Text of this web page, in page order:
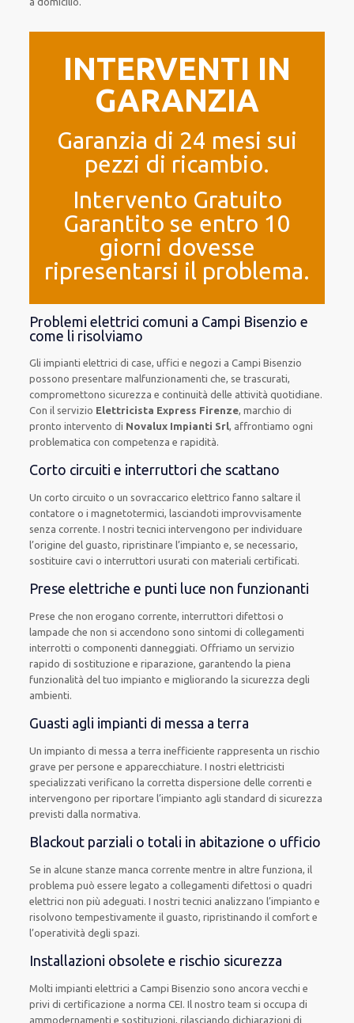
INTERVENTI IN
GARANZIA
Garanzia di 24 mesi sui
pezzi di ricambio.
Intervento Gratuito
Garantito se entro 10
giorni dovesse
ripresentarsi il problema.
Problemi elettrici comuni a Campi Bisenzio e
come li risolviamo
Gli impianti elettrici di case, uffici e negozi a Campi Bisenzio
possono presentare malfunzionamenti che, se trascurati,
compromettono sicurezza e continuità delle attività quotidiane.
Con il servizio Elettricista Express Firenze, marchio di
pronto intervento di Novalux Impianti Srl, affrontiamo ogni
problematica con competenza e rapidità.
Corto circuiti e interruttori che scattano
Un corto circuito o un sovraccarico elettrico fanno saltare il
contatore o i magnetotermici, lasciandoti improvvisamente
senza corrente. I nostri tecnici intervengono per individuare
l’origine del guasto, ripristinare l’impianto e, se necessario,
sostituire cavi o interruttori usurati con materiali certificati.
Prese elettriche e punti luce non funzionanti
Prese che non erogano corrente, interruttori difettosi o
lampade che non si accendono sono sintomi di collegamenti
interrotti o componenti danneggiati. Offriamo un servizio
rapido di sostituzione e riparazione, garantendo la piena
funzionalità del tuo impianto e migliorando la sicurezza degli
ambienti.
Guasti agli impianti di messa a terra
Un impianto di messa a terra inefficiente rappresenta un rischio
grave per persone e apparecchiature. I nostri elettricisti
specializzati verificano la corretta dispersione delle correnti e
intervengono per riportare l’impianto agli standard di sicurezza
previsti dalla normativa.
Blackout parziali o totali in abitazione o ufficio
Se in alcune stanze manca corrente mentre in altre funziona, il
problema può essere legato a collegamenti difettosi o quadri
elettrici non più adeguati. I nostri tecnici analizzano l’impianto e
risolvono tempestivamente il guasto, ripristinando il comfort e
l’operatività degli spazi.
Installazioni obsolete e rischio sicurezza
Molti impianti elettrici a Campi Bisenzio sono ancora vecchi e
privi di certificazione a norma CEI. Il nostro team si occupa di
ammodernamenti e sostituzioni, rilasciando dichiarazioni di